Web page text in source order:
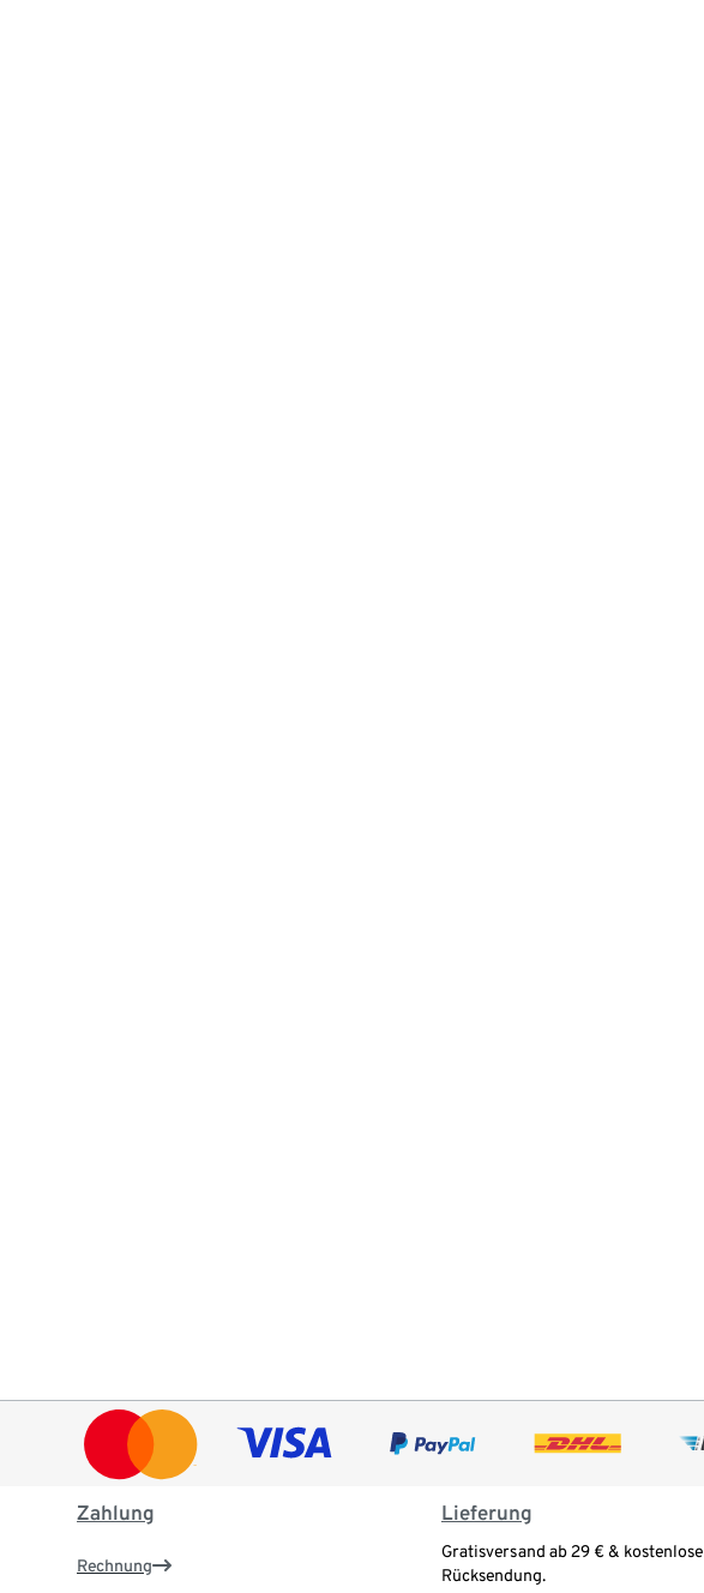
Zahlung
Rechnung
Lieferung
Gratisversand ab 29 € & kostenlose
Rücksendung.